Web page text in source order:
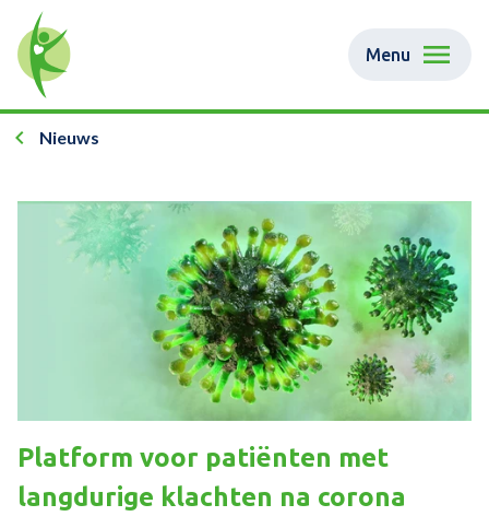
Menu
Nieuws
Platform voor patiënten met
langdurige klachten na corona